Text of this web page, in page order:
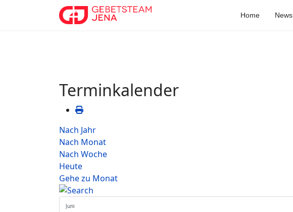
Home News
Terminkalender
Nach Jahr
Nach Monat
Nach Woche
Heute
Gehe zu Monat